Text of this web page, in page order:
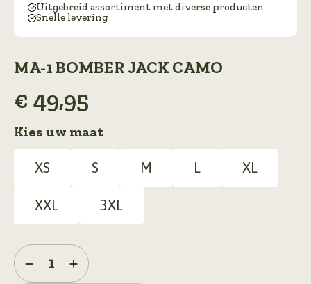
Uitgebreid assortiment met diverse producten
Snelle levering
MA-1 BOMBER JACK CAMO
€ 49,95
Kies uw maat
XS S M L XL
XXL 3XL
MA-
1
bomber